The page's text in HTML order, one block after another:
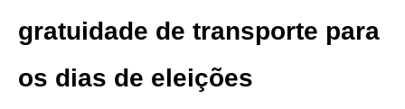
gratuidade de transporte para
os dias de eleições